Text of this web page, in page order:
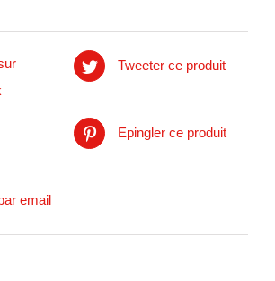
Tweeter ce produit
Epingler ce produit
email